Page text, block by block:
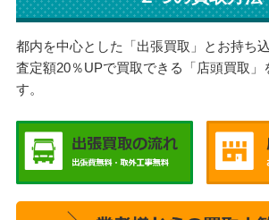
都内を中心とした「出張買取」とお持ち
査定額20％UPで買取できる「店頭買取」
す。